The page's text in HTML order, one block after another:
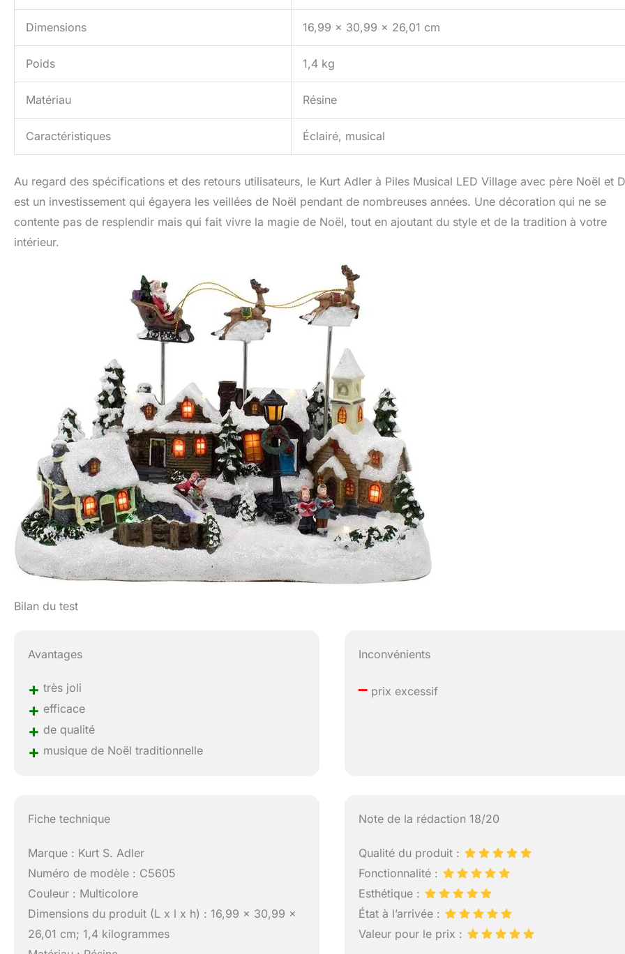
Dimensions 16,99 x 30,99 x 26,01 cm
Poids 1,4 kg
Matériau Résine
Caractéristiques Éclairé, musical
Au regard des spécifications et des retours utilisateurs, le Kurt Adler à Piles Musical LED Village avec père Noël et
est un investissement qui égayera les veillées de Noël pendant de nombreuses années. Une décoration qui ne se
contente pas de resplendir mais qui fait vivre la magie de Noël, tout en ajoutant du style et de la tradition à votre
intérieur.
Bilan du test
Avantages
+ très joli
+ efficace
+ de qualité
+ musique de Noël traditionnelle
Inconvénients
– prix excessif
Fiche technique
Marque : Kurt S. Adler
Numéro de modèle : C5605
Couleur : Multicolore
Dimensions du produit (L x l x h) : 16,99 x 30,99 x
26,01 cm; 1,4 kilogrammes
Note de la rédaction 18/20
Qualité du produit :
Fonctionnalité :
Esthétique :
État à l’arrivée :
Valeur pour le prix :